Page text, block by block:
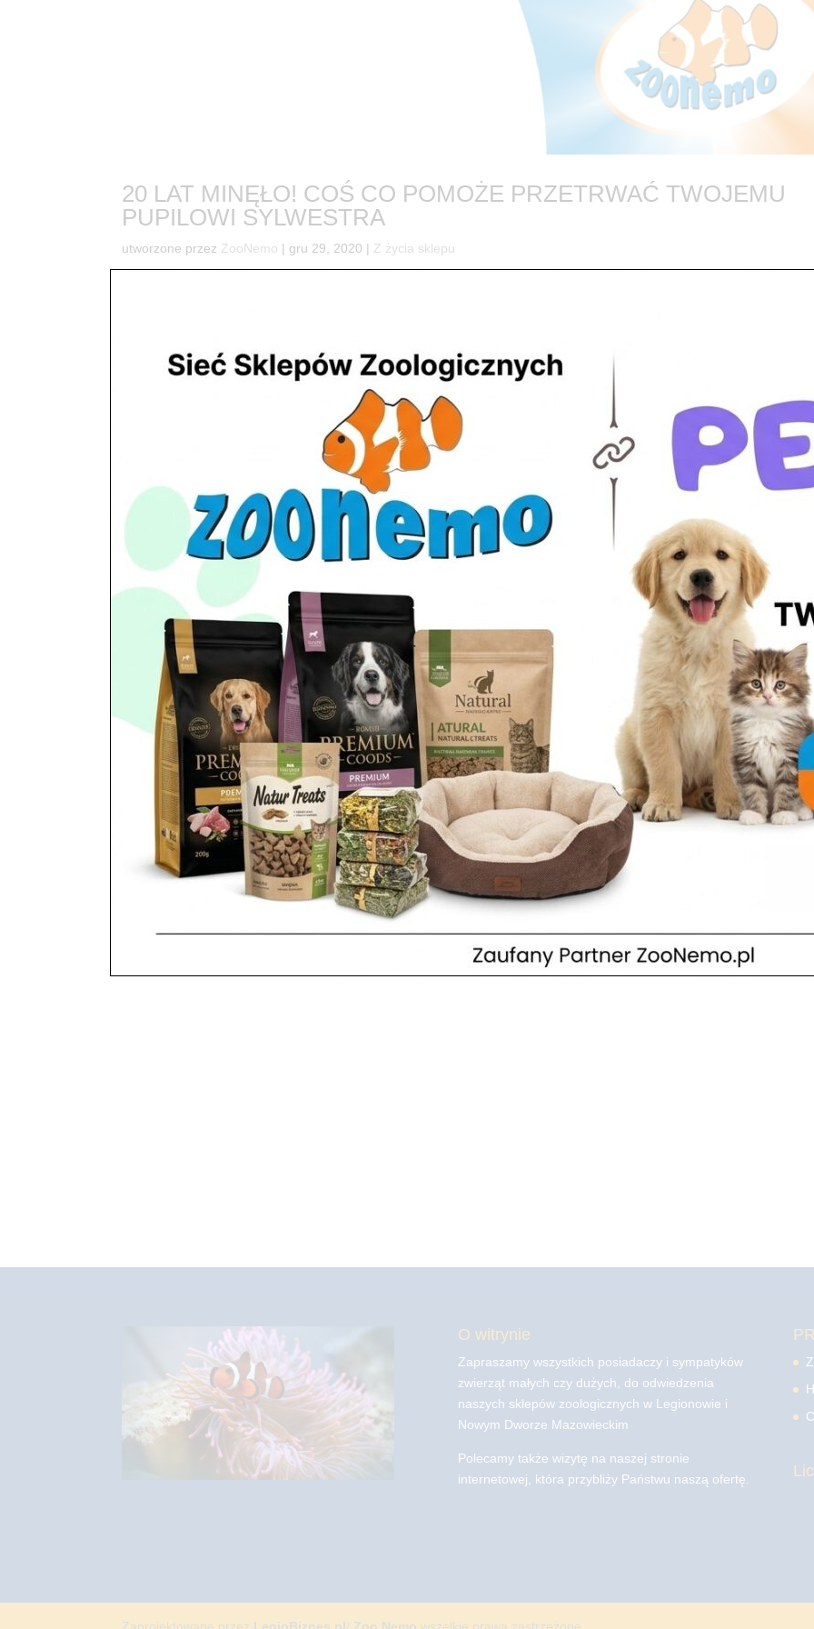
20 LAT MINĘŁO! COŚ CO POMOŻE PRZETRWAĆ TWOJEMU
PUPILOWI SYLWESTRA
utworzone przez ZooNemo | gru 29, 2020 | Z życia sklepu
O witrynie
Zapraszamy wszystkich posiadaczy i sympatyków
zwierząt małych czy dużych, do odwiedzenia
naszych sklepów zoologicznych w Legionowie i
Nowym Dworze Mazowieckim
Polecamy także wizytę na naszej stronie
internetowej, która przybliży Państwu naszą ofertę.